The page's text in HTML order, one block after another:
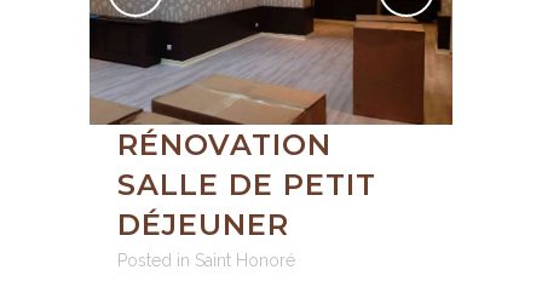
RÉNOVATION
SALLE DE PETIT
DÉJEUNER
Posted in Saint Honoré